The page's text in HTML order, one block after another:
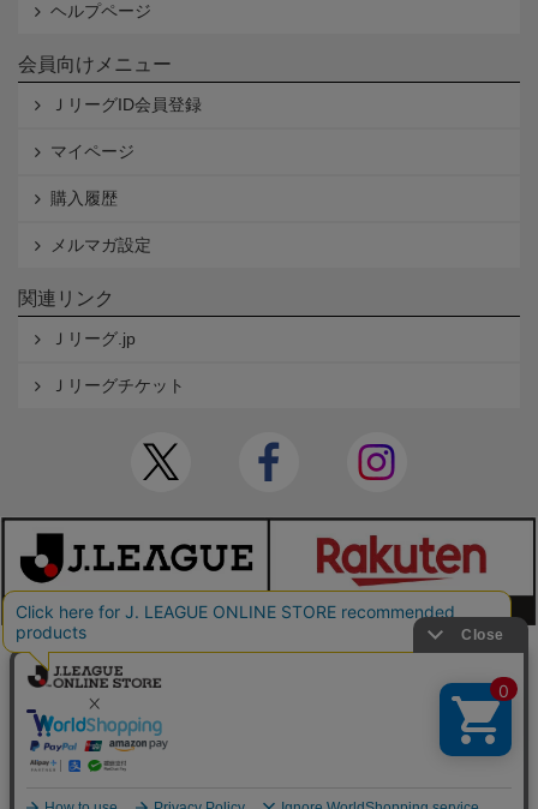
ヘルプページ
会員向けメニュー
ＪリーグID会員登録
マイページ
購入履歴
メルマガ設定
関連リンク
Ｊリーグ.jp
Ｊリーグチケット
本サイトで使用している文章・画像等の無断での複製・転載を禁止します。
© JAPAN PROFESSIONAL FOOTBALL LEAGUE Rakuten Group, Inc. ALL RIGHTS RE